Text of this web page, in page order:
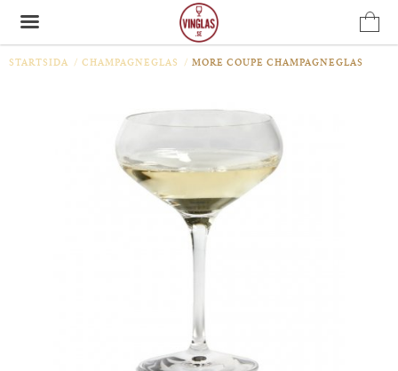
STARTSIDA / CHAMPAGNEGLAS / MORE COUPE CHAMPAGNEGLAS